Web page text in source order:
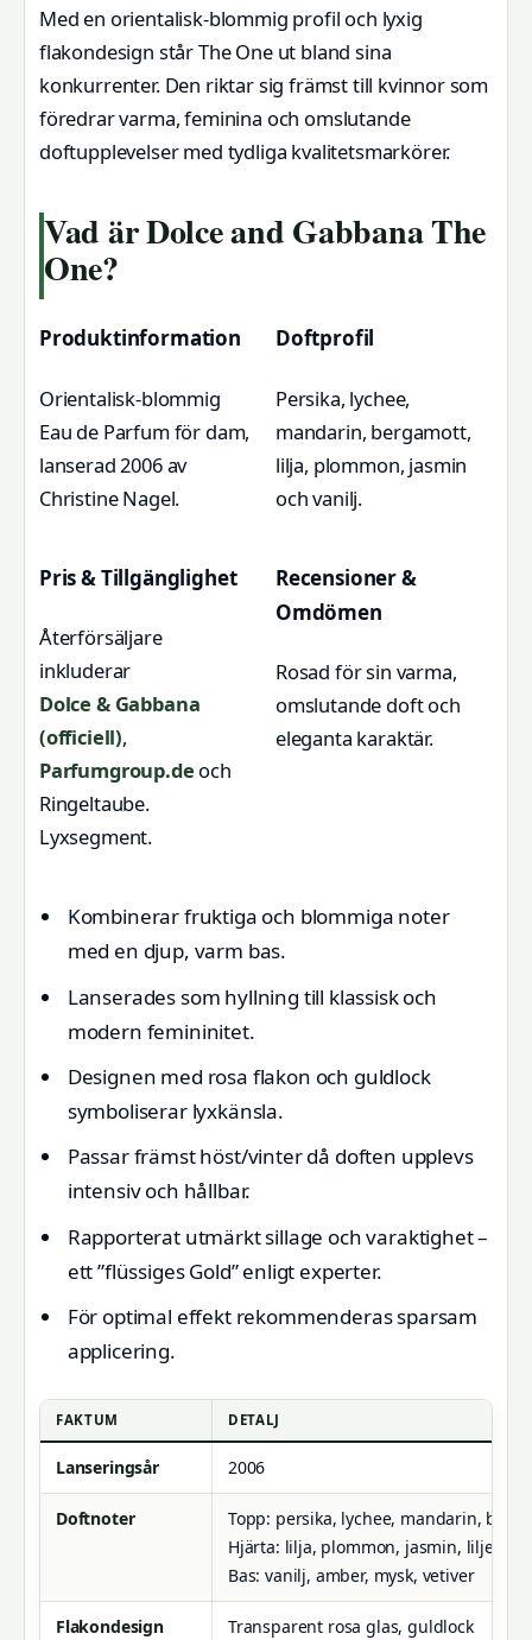
Med en orientalisk-blommig profil och lyxig
flakondesign står The One ut bland sina
konkurrenter. Den riktar sig främst till kvinnor som
föredrar varma, feminina och omslutande
doftupplevelser med tydliga kvalitetsmarkörer.
Vad är Dolce and Gabbana The
One?
Produktinformation
Orientalisk-blommig
Eau de Parfum för dam,
lanserad 2006 av
Christine Nagel.
Doftprofil
Persika, lychee,
mandarin, bergamott,
lilja, plommon, jasmin
och vanilj.
Pris & Tillgänglighet
Återförsäljare
inkluderar
Dolce & Gabbana
(officiell),
Parfumgroup.de och
Ringeltaube.
Lyxsegment.
Recensioner &
Omdömen
Rosad för sin varma,
omslutande doft och
eleganta karaktär.
Kombinerar fruktiga och blommiga noter
med en djup, varm bas.
Lanserades som hyllning till klassisk och
modern femininitet.
Designen med rosa flakon och guldlock
symboliserar lyxkänsla.
Passar främst höst/vinter då doften upplevs
intensiv och hållbar.
Rapporterat utmärkt sillage och varaktighet –
ett ”flüssiges Gold” enligt experter.
För optimal effekt rekommenderas sparsam
applicering.
FAKTUM DETALJ
Lanseringsår 2006
Doftnoter
Topp: persika, lychee, mandarin,
Hjärta: lilja, plommon, jasmin,
Bas: vanilj, amber, mysk, vetiver
Flakondesign Transparent rosa glas, guldlock